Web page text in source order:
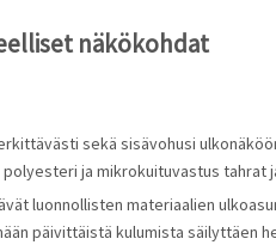
näkökohdat
sekä sisävohusi
ja mikrokuituvastus tahrat
luonnollisten materiaalien
päivittäistä kulumista säilyttäen